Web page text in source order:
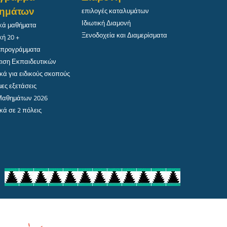
μαθήματα
20 +
προγράμματα
Εκπαιδευτικών
για ειδικούς σκοπούς
εξετάσεις
2026
σε 2 πόλεις
επιλογές καταλυμάτων
Ιδιωτική Διαμονή
Ξενοδοχεία και Διαμερίσματα